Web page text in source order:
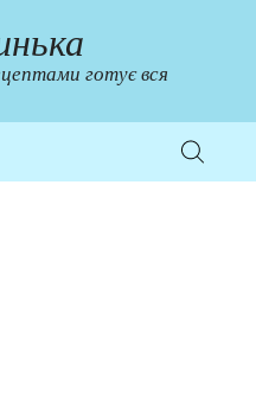
готує вся